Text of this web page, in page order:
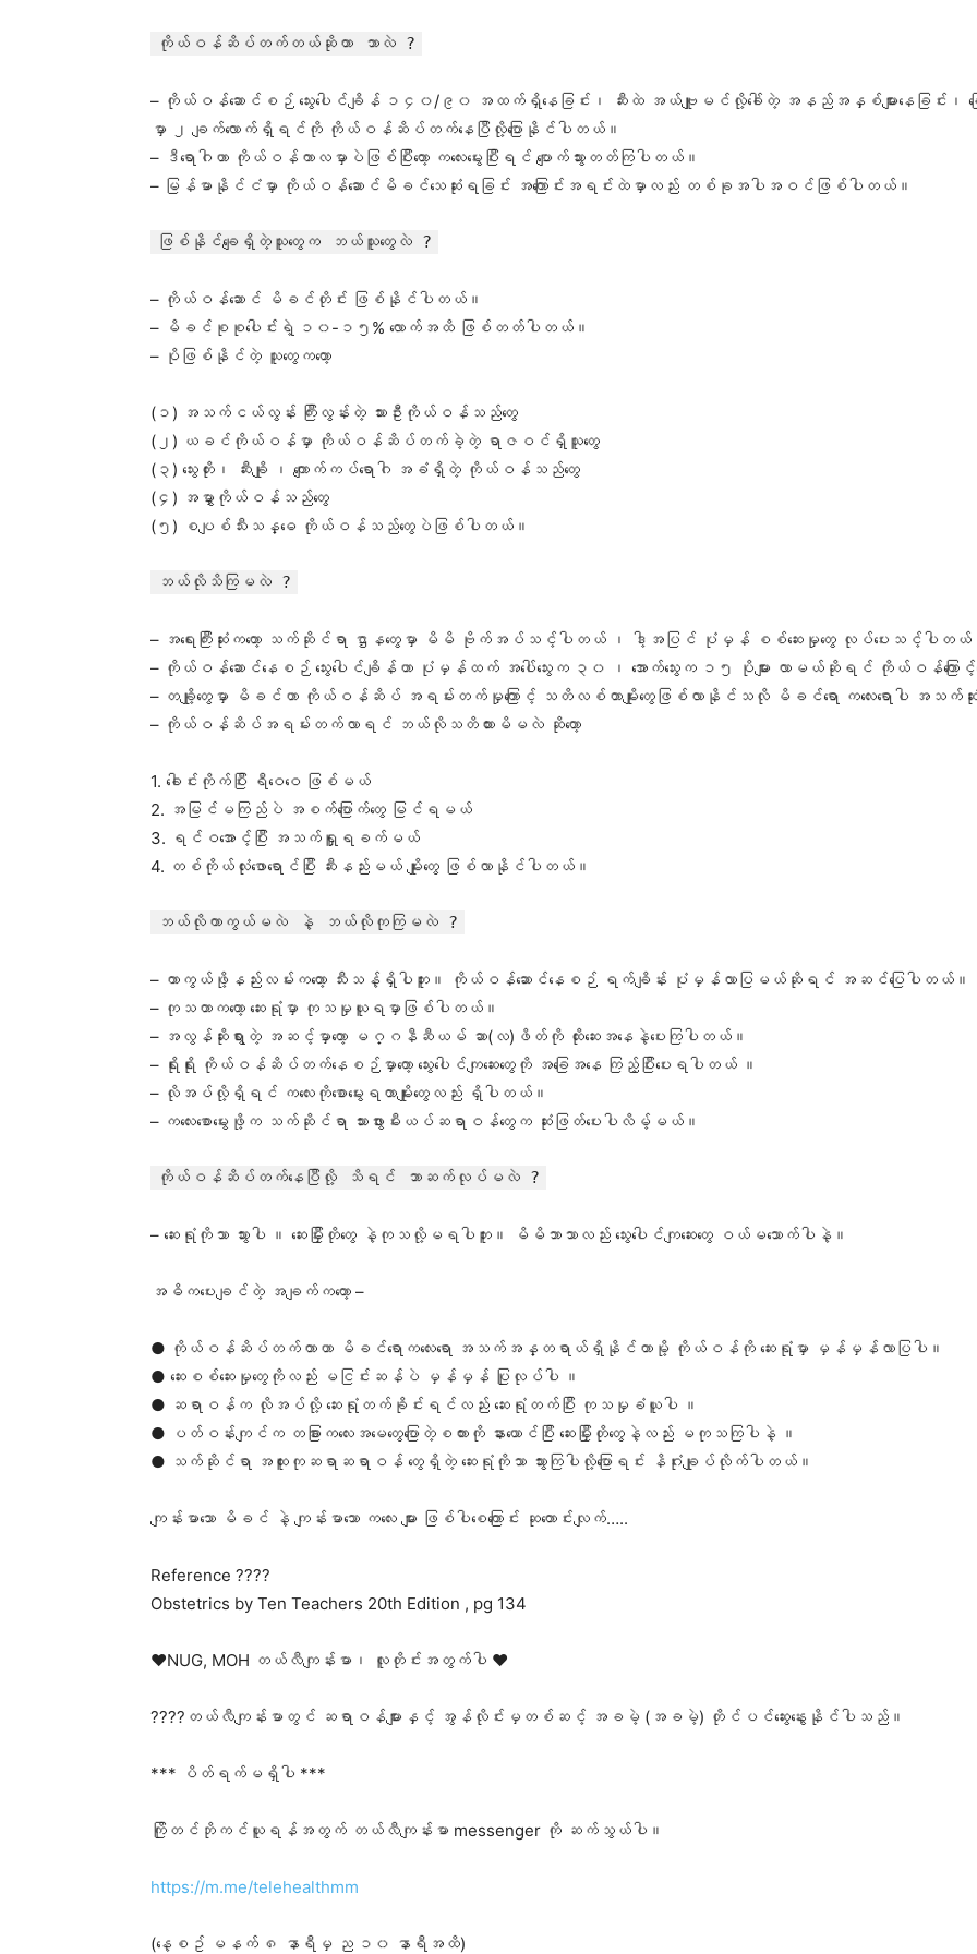
ကိုယ်ဝန်ဆိပ်တက်တယ်ဆိုတာ ဘာလဲ ?
– ကိုယ်ဝန်ဆောင်စဉ် သွေးပေါင်ချိန် ၁၄၀/၉၀ အထက်ရှိနေခြင်း၊ ဆီးထဲ အယ်ဗျူမင်လို့ခေါ်တဲ့ အနည်အနှစ်များနေခြင်း၊ ခ
မှာ ၂ ချက်လောက်ရှိရင်ကို ကိုယ်ဝန်ဆိပ်တက်နေပြီလို့ပြောနိုင်ပါတယ်။
– ဒီရောဂါဟာ ကိုယ်ဝန်ကာလမှာပဲဖြစ်ပြီးတော့ ကလေးမွေးပြီးရင် ပျောက်သွားတတ်ကြပါတယ်။
– မြန်မာနိုင်ငံမှာ ကိုယ်ဝန်ဆောင်မိခင်သေဆုံးရခြင်း အကြောင်းအရင်းထဲမှာလည်း တစ်ခုအပါအဝင်ဖြစ်ပါတယ်။
ဖြစ်နိုင်ချေရှိတဲ့သူတွေက ဘယ်သူတွေလဲ ?
– ကိုယ်ဝန်ဆောင် မိခင်တိုင်း ဖြစ်နိုင်ပါတယ်။
– မိခင်စုစုပေါင်းရဲ့ ၁၀-၁၅% လောက်အထိ ဖြစ်တတ်ပါတယ်။
– ပိုဖြစ်နိုင်တဲ့ သူတွေကတော့
(၁) အသက်ငယ်လွန်း ကြီးလွန်းတဲ့ သားဦးကိုယ်ဝန်သည်တွေ
(၂) ယခင်ကိုယ်ဝန်မှာ ကိုယ်ဝန်ဆိပ်တက်ခဲ့တဲ့ ရာဇဝင်ရှိသူတွေ
(၃) သွေးတိုး၊ ဆီးချို ၊ ကျောက်ကပ်ရောဂါ အခံရှိတဲ့ ကိုယ်ဝန်သည်တွေ
(၄) အမွှာကိုယ်ဝန်သည်တွေ
(၅) စပျစ်သီးသန္ဓေ ကိုယ်ဝန်သည်တွေပဲဖြစ်ပါတယ်။
ဘယ်လိုသိကြမလဲ ?
– အရေးကြီးဆုံးကတော့ သက်ဆိုင်ရာ ဌာနတွေမှာ မိမိ ဗိုက်အပ်သင့်ပါတယ် ၊ ဒါ့အပြင် ပုံမှန် စစ်ဆေးမှုတွေ လုပ်ပေးသင့်ပါတယ်
– ကိုယ်ဝန်ဆောင်နေစဉ် သွေးပေါင်ချိန်ဟာ ပုံမှန်ထက် အပေါ်သွေးက ၃၀ ၊ အောက်သွေးက ၁၅ ပိုများ လာမယ်ဆိုရင် ကိုယ်ဝန်ကြောင့်သွ
– တချို့တွေမှာ မိခင်ဟာ ကိုယ်ဝန်ဆိပ် အရမ်းတက်မှုကြောင့် သတိလစ်တာမျိုးတွေဖြစ်လာနိုင်သလို မိခင်ရော ကလေးရောပါ အသက်
– ကိုယ်ဝန်ဆိပ်အရမ်းတက်လာရင် ဘယ်လိုသတိထားမိမလဲ ဆိုတော့
1. ခေါင်းကိုက်ပြီး ရီဝေဝေ ဖြစ်မယ်
2. အမြင်မကြည်ပဲ အစက်ပြောက်တွေ မြင်ရမယ်
3. ရင်ဝအောင့်ပြီး အသက်ရှူရခက်မယ်
4. တစ်ကိုယ်လုံးဖောရောင်ပြီး ဆီးနည်းမယ် မျိုးတွေ ဖြစ်လာနိုင်ပါတယ်။
ဘယ်လိုကာကွယ်မလဲ နဲ့ ဘယ်လိုကုကြမလဲ ?
– ကာကွယ်ဖို့နည်းလမ်းကတော့ သီးသန့်ရှိပါဘူး။ ကိုယ်ဝန်ဆောင်နေစဉ် ရက်ချိန်း ပုံမှန်လာပြမယ်ဆိုရင် အဆင်ပြေပါတယ်။
– ကုသတာကတော့ ဆေးရုံမှာ ကုသမှုယူရမှာဖြစ်ပါတယ်။
– အလွန်ဆိုးရွားတဲ့ အဆင့်မှာတော့ မဂ္ဂနီဆီယမ် ဆာ(လ)ဖိတ်ကို ထိုးဆေးအနေနဲ့ပေးကြပါတယ်။
– ရိုးရိုး ကိုယ်ဝန်ဆိပ်တက်နေစဉ်မှာတော့ သွေးပေါင်ကျဆေးတွေကို အခြေအနေ ကြည့်ပြီးပေးရပါတယ် ။
– လိုအပ်လို့ရှိရင် ကလေးကိုစောမွေးရတာမျိုးတွေလည်း ရှိပါတယ်။
– ကလေးစောမွေးဖို့က သက်ဆိုင်ရာ သားဖွားမီးယပ်ဆရာဝန်တွေက ဆုံးဖြတ်ပေးပါလိမ့်မယ်။
ကိုယ်ဝန်ဆိပ်တက်နေပြီလို့ သိရင် ဘာဆက်လုပ်မလဲ ?
– ဆေးရုံကိုသာ သွားပါ ။ ဆေးမြှီးတိုတွေ နဲ့ကုသလို့မရပါဘူး။ မိမိဘာသာလည်း သွေးပေါင်ကျဆေးတွေ ဝယ်မသောက်ပါနဲ့။
အဓိကပေးချင်တဲ့ အချက်ကတော့ –
● ကိုယ်ဝန်ဆိပ်တက်တာဟာ မိခင်ရောကလေးရော အသက်အန္တရာယ်ရှိနိုင်တာမို့ ကိုယ်ဝန်ကို ဆေးရုံမှာ မှန်မှန်လာပြပါ။
● ဆေးစစ်ဆေးမှုတွေကိုလည်း မငြင်းဆန်ပဲ မှန်မှန် ပြုလုပ်ပါ ။
● ဆရာဝန်က လိုအပ်လို့ ဆေးရုံတက်ခိုင်းရင်လည်း ဆေးရုံတက်ပြီး ကုသမှုခံယူပါ ။
● ပတ်ဝန်းကျင်က တခြားကလေးအမေတွေပြောတဲ့စကားကို နားယောင်ပြီး ဆေးမြှီးတိုတွေနဲ့လည်း မကုသကြပါနဲ့ ။
● သက်ဆိုင်ရာ အထူးကုဆရာဆရာဝန် တွေရှိတဲ့ ဆေးရုံကိုသာ သွားကြပါလို့ပြောရင်း နိဂုံးချုပ်လိုက်ပါတယ်။
ကျန်းမာသော မိခင် နဲ့ ကျန်းမာသော ကလေး များ ဖြစ်ပါစေကြောင်း ဆုတောင်းလျက်…..
Reference ????
Obstetrics by Ten Teachers 20th Edition , pg 134
❤️NUG, MOH တယ်လီကျန်းမာ၊ လူတိုင်းအတွက်ပါ ❤️
????တယ်လီကျန်းမာတွင် ဆရာဝန်များနှင့် အွန်လိုင်းမှတစ်ဆင့် အခမဲ့ (အခမဲ့) တိုင်ပင်ဆွေးနွေးနိုင်ပါသည်။
*** ပိတ်ရက်မရှိပါ ***
ကြိုတင်ဘိုကင်ယူရန်အတွက် တယ်လီကျန်းမာ messenger ကို ဆက်သွယ်ပါ။
https://m.me/telehealthmm
(နေ့စဥ် မနက် ၈ နာရီမှ ည ၁၀ နာရီအထိ)